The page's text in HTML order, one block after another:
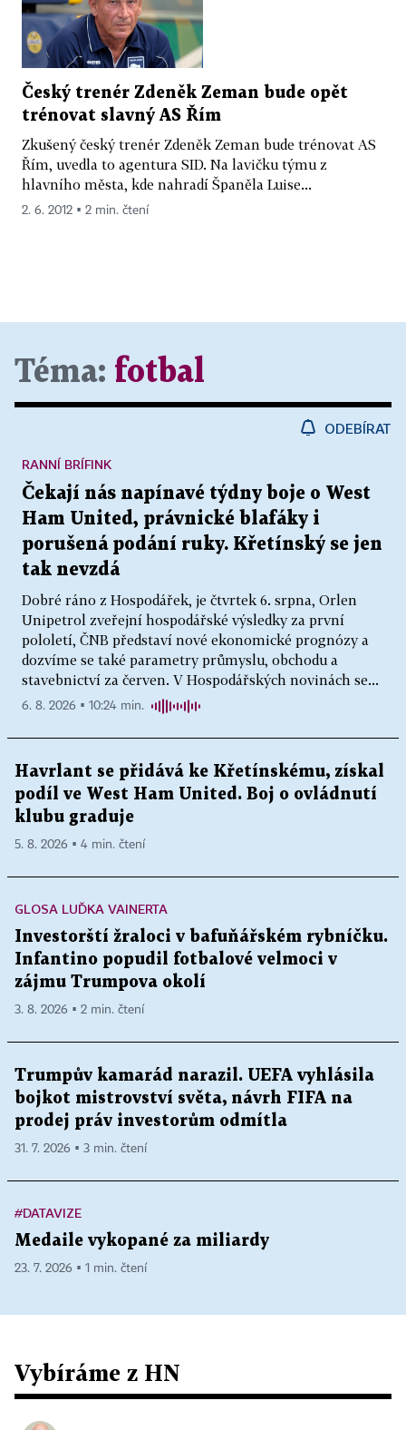
Český trenér Zdeněk Zeman bude opět
trénovat slavný AS Řím
Zkušený český trenér Zdeněk Zeman bude trénovat AS
Řím, uvedla to agentura SID. Na lavičku týmu z
hlavního města, kde nahradí Španěla Luise...
2. 6. 2012 ▪ 2 min. čtení
Téma: fotbal
ODEBÍRAT
Čekají nás napínavé týdny boje o West
Ham United, právnické blafáky i
porušená podání ruky. Křetínský se jen
tak nevzdá
Dobré ráno z Hospodářek, je čtvrtek 6. srpna, Orlen
Unipetrol zveřejní hospodářské výsledky za první
pololetí, ČNB představí nové ekonomické prognózy a
dozvíme se také parametry průmyslu, obchodu a
stavebnictví za červen. V Hospodářských novinách se...
RANNÍ BRÍFINK
6. 8. 2026 ▪ 10:24 min.
Havrlant se přidává ke Křetínskému, získal
podíl ve West Ham United. Boj o ovládnutí
klubu graduje
5. 8. 2026 ▪ 4 min. čtení
GLOSA LUĎKA VAINERTA
Investorští žraloci v bafuňářském rybníčku.
Infantino popudil fotbalové velmoci v
zájmu Trumpova okolí
3. 8. 2026 ▪ 2 min. čtení
Trumpův kamarád narazil. UEFA vyhlásila
bojkot mistrovství světa, návrh FIFA na
prodej práv investorům odmítla
31. 7. 2026 ▪ 3 min. čtení
#DATAVIZE
Medaile vykopané za miliardy
23. 7. 2026 ▪ 1 min. čtení
Vybíráme z HN